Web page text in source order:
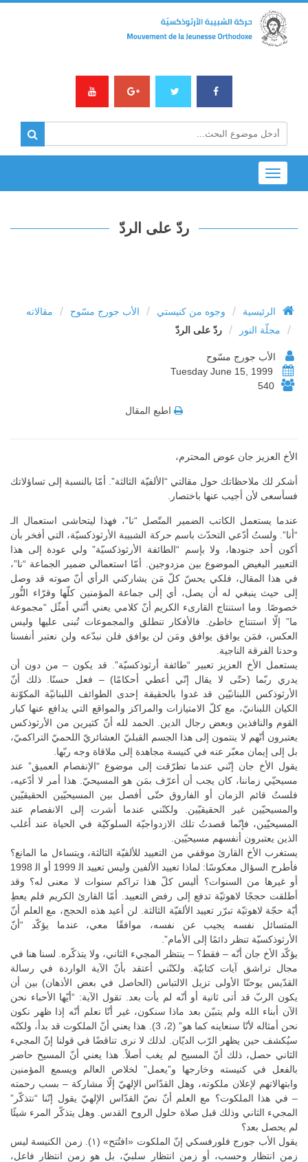
Toggle
navigation
ردّ على الردّ
الرئيسية / وجوه من كنيستي / الأب جورج مسّوح / مقالاته
/ مجلّة النور / ردّ على الردّ
الأب جورج مسّوح
540
اطبع المقال
الأخ العزيز جان عوض المحترم،
أشكر لك ملاحظاتك حول مقالتي “الألفيّة الثالثة”. أمّا بالنسبة إلى تساؤلاتك
فسأسعى لأن أجيب عنها باختصار.
عندما يستعمل الكاتب الضمير المتّصل “نا”، فهذا ليتحاشى استعمال الـ
“أنا”. ولستُ أدّعي التحدّث باسم حركة الشبيبة الأرثوذكسيّة، التي أفخر بأن
أكون أحد جنودها، ولا بإسم “الطائفة الأرثوذكسيّة” ولي عودة إلى هذا
التعبير البغيض الموضوع بين مزدوجين. أمّا استعمالي ضمير الجماعة “نا”،
في هذا المقال، فلكي يحسّ كلّ مَن يشاركني الرأي أنّ صوته قد وصل
إلى حيث ينبغي له أن يصل، أي إلى جماعة المؤمنين كلّها وقرّاء النُّور
خصوصًا. وما استنتاج القارىء الكريم أنّ كلامي يعني أنّني أمثّل “مجموعة
ما” إلّا استنتاج خاطئ. فالأفكار تنطلق والمجموعات تُبنى عليها وليس
العكس، فمَن يوافق يوافق ومَن لن يوافق فلن نبدّعه ولن نعتبر أنفسنا
وحدنا الفرقة الناجية.
يستعمل الأخ العزيز تعبير “طائفة أرثوذكسيّة”. قد يكون – من دون أن
يدري ربّما (حتّى لا يقال إنّي أعطي أحكامًا) – فعل حسنًا. ذلك أنّ
الأرثوذكس اللبنانيّين قد غدوا بالحقيقة إحدى الطوائف اللبنانيّة المكوّنة
الكيان اللبنانيّ، مع كلّ الامتيازات والمراكز والمواقع التي يدافع عنها كبار
القوم والنافذين وبعض رجال الدين. الحمد لله أنّ كثيرين من الأرثوذكس
يعتبرون أنّهم لا ينتمون إلى هذا الجسم القبليّ العشائريّ اللحميّ التراكميّ،
بل إلى إيمان معبّر عنه في كنيسة مجاهدة إلى ملاقاة وجه ربّها.
يقول الأخ جان إنّني عندما تطرّقت إلى موضوع “الإنفصام العميق” عند
مسيحيّي زماننا، كان يجب أن أعرّف بمَن هو المسيحيّ. هذا أمر لا أدّعيه،
فلستُ قائم الزمان أو الفاروق حتّى أفصل بين المسيحيّين الحقيقيّين
والمسيحيّين غير الحقيقيّين. ولكنّني عندما أشرت إلى الانفصام عند
المسيحيّين، فإنّما قصدتُ تلك الازدواجيّة السلوكيّة في الحياة عند أغلب
الذين يعتبرون أنفسهم مسيحيّين.
يستغرب الأخ القارئ موقفي من التعييد للألفيّة الثالثة، ويتساءل ما المانع؟
فأطرح السؤال معكوسًا: لماذا تعييد الألفين وليس تعييد اﻟ 1999 أو اﻟ 1998
أو غيرها من السنوات؟ أليس كلّ هذا تراكم سنوات لا معنى له؟ وقد
أطلقت حججًا لاهوتيّة تدفع إلى رفض التعييد. أمّا القارئ الكريم فلم يعطِ
أيّة حجّة لاهوتيّة تبرّر تعييد الألفيّة الثالثة. لن أعيد هذه الحجج، مع العلم أنّ
المتسائل نفسه يجيب عن نفسه، موافقًا معي، عندما يؤكّد “أنّ
الأرثوذكسيّة تنظر دائمًا إلى الأمام”.
يؤكّد الأخ جان أنّه – فقط؟ – ينتظر المجيء الثاني، ولا يتذكّره. لسنا هنا في
مجال تراشق آيات كتابيّة. ولكنّني أعتقد بأنّ الآية الواردة في رسالة
القدّيس يوحنّا الأولى تزيل الالتباس (الحاصل في بعض الأذهان) بين أن
يكون الربّ قد أتى ثانية أو أنّه لم يأت بعد. تقول الآية: “أيّها الأحباء نحن
الآن أبناء الله ولم يتبيّن بعد ماذا سنكون، غير أنّا نعلم أنّه إذا ظهر نكون
نحن أمثاله لأنّا سنعاينه كما هو” (2، 3). هذا يعني أنّ الملكوت قد بدأ، ولكنّه
سيُكشف حين يظهر الرّب الديّان. لذلك لا نرى تناقضًا في قولنا إنّ المجيء
الثاني حصل، ذلك أنّ المسيح لم يغب أصلاً. هذا يعني أنّ المسيح حاضر
بالفعل في كنيسته وخارجها و”يعمل” لخلاص العالم ويسمع المؤمنين
وابتهالاتهم لإعلان ملكوته، وهل القدّاس الإلهيّ إلّا مشاركة – بسب رحمته
– في هذا الملكوت؟ مع العلم أنّ نصّ القدّاس الإلهيّ يقول إنّنا “نتذكّر”
المجيء الثاني وذلك قبل صلاة حلول الروح القدس. وهل يتذكّر المرء شيئًا
لم يحصل بعد؟
يقول الأب جورج فلورفسكي إنّ الملكوت «افتُتح» (۱). زمن الكنيسة ليس
زمن انتظار وحسب، أو زمن انتظار سلبيّ، بل هو زمن انتظار فاعل،